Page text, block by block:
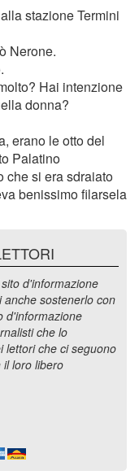
stazione Termini
Nerone.
Hai intenzione
donna?
erano le otto del
Palatino
che si era sdraiato
benissimo filarsela
d'informazione
anche sostenerlo con
d'informazione
che lo
lettori che ci seguono
il loro libero